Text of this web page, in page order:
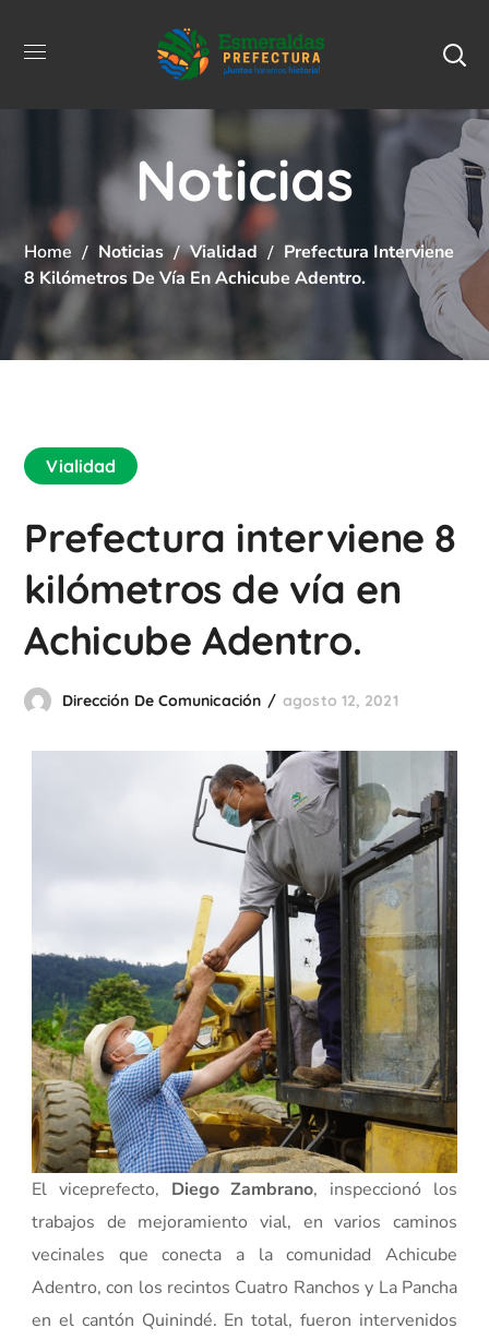
Noticias
Home Noticias Vialidad
Prefectura Interviene
8 Kilómetros De Vía En Achicube Adentro.
Vialidad
Prefectura interviene 8
kilómetros de vía en
Achicube Adentro.
Dirección De Comunicación agosto 12, 2021
El viceprefecto, Diego Zambrano, inspeccionó los
trabajos de mejoramiento vial, en varios caminos
vecinales que conecta a la comunidad Achicube
Adentro, con los recintos Cuatro Ranchos y La Pancha
en el cantón Quinindé. En total, fueron intervenidos